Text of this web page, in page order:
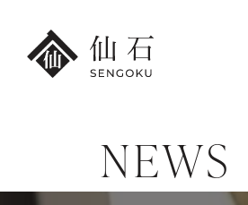
FURISODE
振袖・紋付袴レンタル
NEWS